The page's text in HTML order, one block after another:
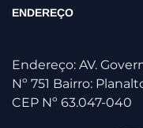
ENDEREÇO
Endereço: AV.
Nº 751 Bairro:
CEP Nº 63.047-040